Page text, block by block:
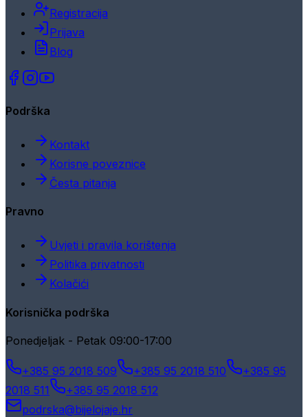
Registracija
Prijava
Blog
Podrška
Kontakt
Korisne poveznice
Česta pitanja
Pravno
Uvjeti i pravila korištenja
Politika privatnosti
Kolačići
Korisnička podrška
Ponedjeljak - Petak 09:00-17:00
+385 95 2018 509 +385 95 2018 510
+385 95
2018 511
+385 95 2018 512
podrska@bijelojaje.hr